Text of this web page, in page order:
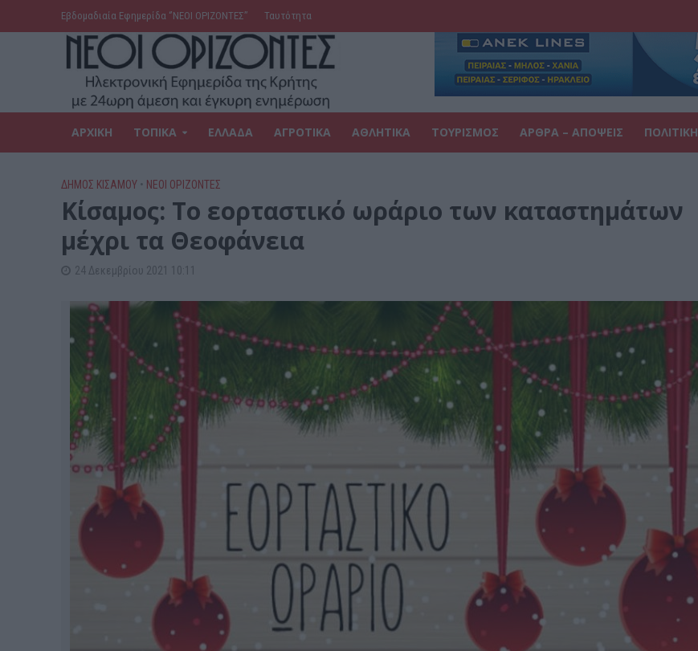
Εβδομαδιαία Εφημερίδα ‘’ΝΕΟΙ ΟΡΙΖΟΝΤΕΣ’’ Ταυτότητα
ΑΡΧΙΚΗ ΤΟΠΙΚΑ ΕΛΛΑΔΑ ΑΓΡΟΤΙΚΑ ΑΘΛΗΤΙΚΑ ΤΟΥΡΙΣΜΟΣ ΑΡΘΡΑ – ΑΠΟΨΕΙΣ ΠΟΛΙΤΙΚΗ
ΔΉΜΟΣ ΚΙΣΆΜΟΥ • ΝΕΟΙ ΟΡΙΖΟΝΤΕΣ
Κίσαμος: Το εορταστικό ωράριο των καταστημάτων
μέχρι τα Θεοφάνεια
24 Δεκεμβρίου 2021 10:11